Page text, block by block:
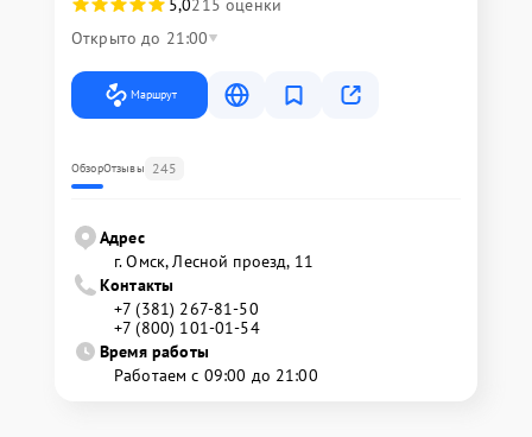
5,0215 оценки
Открыто до 21:00
Маршрут
ОбзорОтзывы 245
Адрес
г. Омск, ​Лесной проезд, 11
Контакты
+7 (381) 267-81-50
+7 (800) 101-01-54
Время работы
Работаем с 09:00 до 21:00